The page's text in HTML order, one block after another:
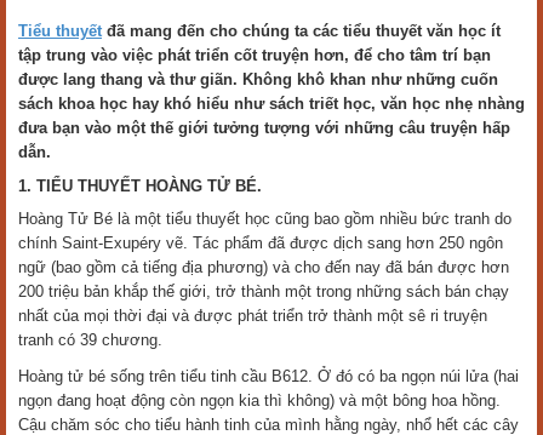
Tiểu thuyếtđã mang đến cho chúng ta các tiểu thuyết văn học ít
tập trung vào việc phát triển cốt truyện hơn, để cho tâm trí bạn
được lang thang và thư giãn. Không khô khan như những cuốn
sách khoa học hay khó hiểu như sách triết học, văn học nhẹ nhàng
đưa bạn vào một thế giới tưởng tượng với những câu truyện hấp
dẫn.
1. TIỂU THUYẾT HOÀNG TỬ BÉ.
Hoàng Tử Bé là một tiểu thuyết học cũng bao gồm nhiều bức tranh do
chính Saint-Exupéry vẽ. Tác phẩm đã được dịch sang hơn 250 ngôn
ngữ (bao gồm cả tiếng địa phương) và cho đến nay đã bán được hơn
200 triệu bản khắp thế giới, trở thành một trong những sách bán chạy
nhất của mọi thời đại và được phát triển trở thành một sê ri truyện
tranh có 39 chương.
Hoàng tử bé sống trên tiểu tinh cầu B612. Ở đó có ba ngọn núi lửa (hai
ngọn đang hoạt động còn ngọn kia thì không) và một bông hoa hồng.
Cậu chăm sóc cho tiểu hành tinh của mình hằng ngày, nhổ hết các cây